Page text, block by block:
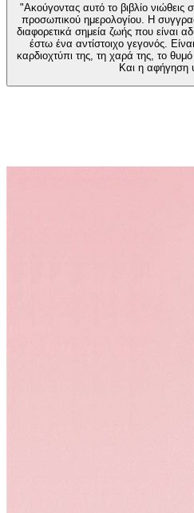
"Ακούγοντας αυτό το βιβλίο νιώθεις
προσωπικού ημερολογίου. Η
διαφορετικά σημεία ζωής που είναι
έστω ένα αντίστοιχο γεγονός.
καρδιοχτύπι της, τη χαρά της, το
Και η αφήγηση